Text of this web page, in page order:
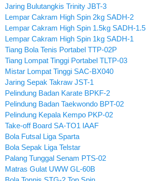
Jaring Bulutangkis Trinity JBT-3
Lempar Cakram High Spin 2kg SADH-2
Lempar Cakram High Spin 1.5kg SADH-1.5
Lempar Cakram High Spin 1kg SADH-1
Tiang Bola Tenis Portabel TTP-02P
Tiang Lompat Tinggi Portabel TLTP-03
Mistar Lompat Tinggi SAC-BX040
Jaring Sepak Takraw JST-1
Pelindung Badan Karate BPKF-2
Pelindung Badan Taekwondo BPT-02
Pelindung Kepala Kempo PKP-02
Take-off Board SA-TO1 IAAF
Bola Futsal Liga Sparta
Bola Sepak Liga Telstar
Palang Tunggal Senam PTS-02
Matras Gulat UWW GL-60B